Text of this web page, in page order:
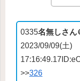
0335名無しさん
2023/09/09(土)
>>326